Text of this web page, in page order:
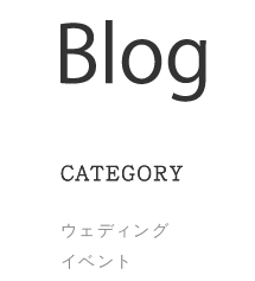
ウェディング
イベント